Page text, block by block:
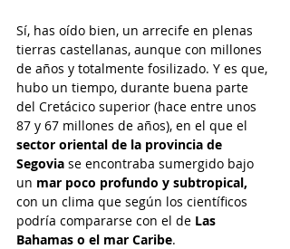
Sí, has oído bien, un arrecife en plenas
tierras castellanas, aunque con millones
de años y totalmente fosilizado. Y es que,
hubo un tiempo, durante buena parte
del Cretácico superior (hace entre unos
87 y 67 millones de años), en el que el
sector oriental de la provincia de
Segovia se encontraba sumergido bajo
un mar poco profundo y subtropical,
con un clima que según los científicos
podría compararse con el de Las
Bahamas o el mar Caribe.